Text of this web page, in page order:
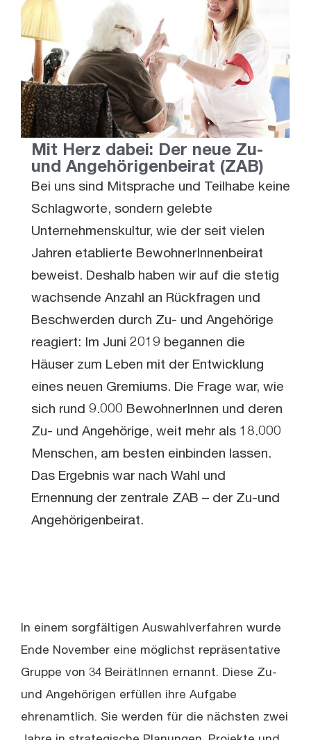
Mit Herz dabei: Der neue Zu-
und Angehörigenbeirat (ZAB)
Bei uns sind Mitsprache und Teilhabe keine
Schlagworte, sondern gelebte
Unternehmenskultur, wie der seit vielen
Jahren etablierte BewohnerInnenbeirat
beweist. Deshalb haben wir auf die stetig
wachsende Anzahl an Rückfragen und
Beschwerden durch Zu- und Angehörige
reagiert: Im Juni 2019 begannen die
Häuser zum Leben mit der Entwicklung
eines neuen Gremiums. Die Frage war, wie
sich rund 9.000 BewohnerInnen und deren
Zu- und Angehörige, weit mehr als 18.000
Menschen, am besten einbinden lassen.
Das Ergebnis war nach Wahl und
Ernennung der zentrale ZAB – der Zu-und
Angehörigenbeirat.
In einem sorgfältigen Auswahlverfahren wurde
Ende November eine möglichst repräsentative
Gruppe von 34 BeirätInnen ernannt. Diese Zu-
und Angehörigen erfüllen ihre Aufgabe
ehrenamtlich. Sie werden für die nächsten zwei